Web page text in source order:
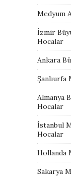
Medyum
İzmir
Hocalar
Ankara
Şanlıurfa
Almanya
Hocalar
İstanbul
Hocalar
Hollanda
Sakarya